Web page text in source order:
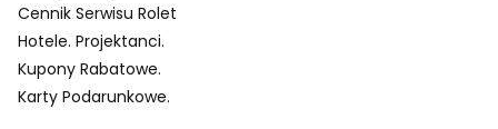
Cennik Serwisu Rolet
Hotele. Projektanci.
Kupony Rabatowe.
Karty Podarunkowe.